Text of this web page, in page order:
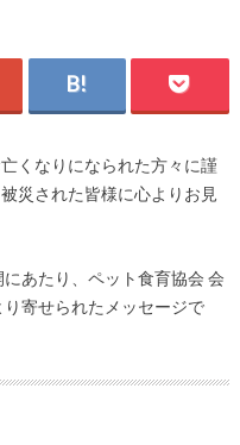
くなりになられた方々に謹
災された皆様に心よりお見
にあたり、ペット食育協会 会
寄せられたメッセージで